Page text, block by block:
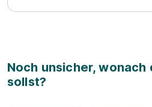
Noch unsicher, wonach
sollst?